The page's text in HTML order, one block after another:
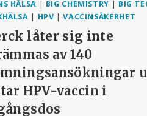
HÄLSA | BIG CHEMISTRY | BIG
| HPV |VACCINSÄKERHET
låter sig inte
av 140
HPV-vaccin i